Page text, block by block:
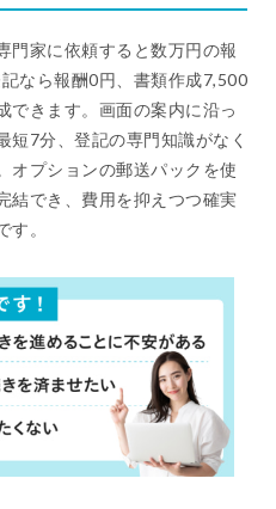
門家に依頼すると数万円の報
なら報酬0円、書類作成7,500
できます。画面の案内に沿っ
短7分、登記の専門知識がなく
オプションの郵送パックを使
結でき、費用を抑えつつ確実
。